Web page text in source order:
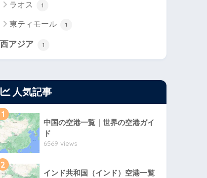
ラオス 1
東ティモール 1
西アジア 1
人気記事
1
中国の空港一覧｜世界の空港ガイ
ド
6569 views
2
インド共和国（インド）空港一覧